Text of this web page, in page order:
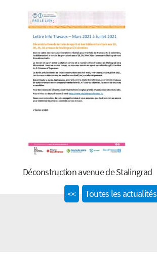
Déconstruction avenue de Stalingrad
<<Previous
Toutes les actualités